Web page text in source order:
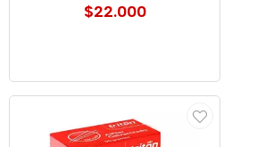
$22.000